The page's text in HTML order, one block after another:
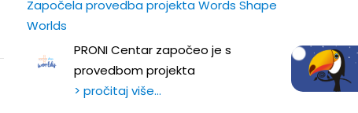
Započela provedba projekta Words Shape
Worlds
PRONI Centar započeo je s
provedbom projekta
> pročitaj više…